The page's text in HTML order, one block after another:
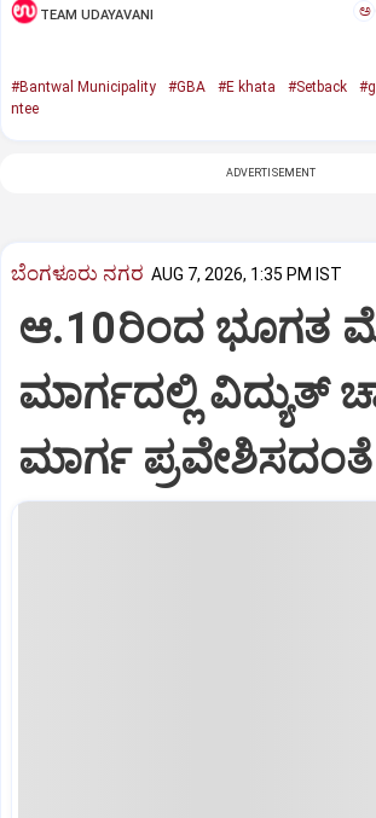
TEAM UDAYAVANI ಅ
#Bantwal Municipality #GBA #E khata #Setback
ntee
ADVERTISEMENT
ಬೆಂಗಳೂರು ನಗರ AUG 7, 2026, 1:35 PM IST
ಆ.10ರಿಂದ ಭೂಗತ
ಮಾರ್ಗದಲ್ಲಿ ವಿದ್ಯುತ್‌
ಮಾರ್ಗ